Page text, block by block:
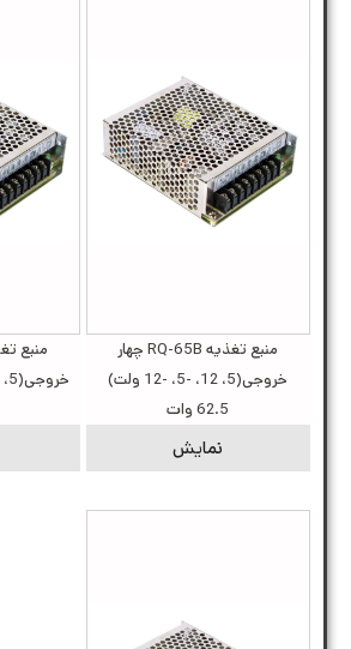
منبع تغذیه RQ-65B چهار
خروجی(5، 12، -5، -12 ولت)
62.5 وات
نمایش